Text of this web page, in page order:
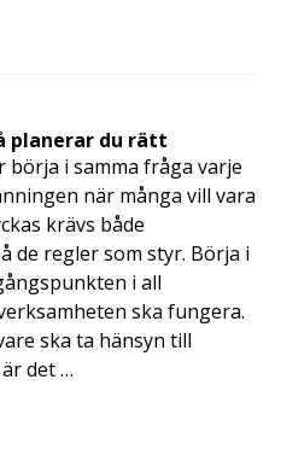
planerar du rätt
i samma fråga varje
när många vill vara
krävs både
de regler som styr. Börja i
i all
ska fungera.
ska ta hänsyn till
det …